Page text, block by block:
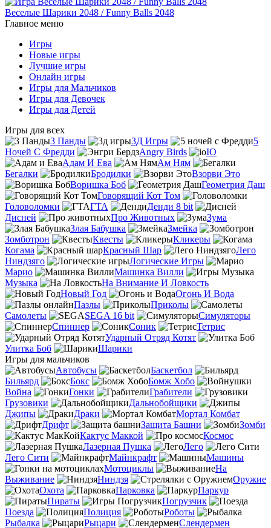
Веселые Шарики 2048 / Funny Balls 2048
Главное меню
Игры
Новые игры
Лучшие игры
Онлайн игры
Игры для Мальчиков
Игры для Девочек
Игры для Детей
Игры для всех
3 Панды
3Д Игры
5
Ночей С Фредди
Angry Birds
IO
Адам И Ева
Ам Ням
Бегалки
Бродилки
Взорви Это
Воришка Боб
Геометрия Даш
Говорящий Кот Том
Головоломки
ГТА
Денди 8 bit
Дисней
Про Животных
Зума
Злая Бабушка
Змейка
Зомботрон
Квесты
Кликеры
Когама
Красный Шар
Лего
Ниндзяго
Логические Игры
Марио
Машинка Вилли
Музыка
На Внимание И Ловкость
Новый Год
Огонь И Вода
Пазлы
Приколы
Самолеты
SEGA 16 bit
Симуляторы
Спиннер
Соник
Тетрис
Ударный Отряд Котят
Улитка Боб
Шарики
Игры для мальчиков
Автобусы
Баскетбол
Бильярд
Бокс
Бомж Хобо
Война
Гонки
Грабители
Грузовики
Дальнобойщики
Джипы
Драки
Мортал Комбат
Дрифт
Защита Башни
Зомби
Кактус Маккой
Космос
Лазерная Пушка
Лего
Лего Сити
Майнкрафт
Машины
Мотоциклы
На
Выживание
Ниндзя
Оружие
Охота
Парковка
Паркур
Пираты
Погрузчик
Поезда
Полиция
Роботы
Рыбалка
Рыцари
Слендермен